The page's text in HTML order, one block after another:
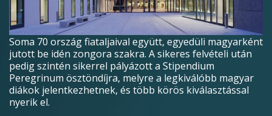
Soma 70 ország fiataljaival együtt, egyedüli magyarként
jutott be idén zongora szakra. A sikeres felvételi után
pedig szintén sikerrel pályázott a Stipendium
Peregrinum ösztöndíjra, melyre a legkiválóbb magyar
diákok jelentkezhetnek, és több körös kiválasztással
nyerik el.